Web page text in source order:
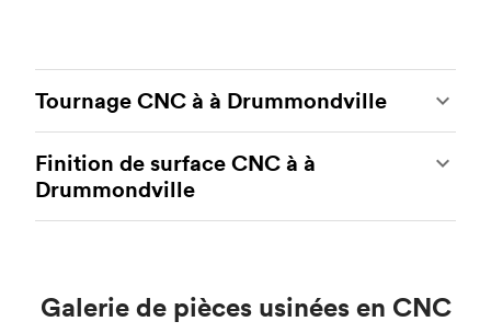
Tournage CNC à à Drummondville
d’usinage CNC, qui utilise des tours et des
centres de tournage de pointe pour produire des
pièces métalliques et plastiques personnalisées
aux géométries plus simples. L’outillage en direct
Finition de surface CNC à à
Drummondville
élevés. Le seul inconvénient potentiel est que les
Galerie de pièces usinées en CNC